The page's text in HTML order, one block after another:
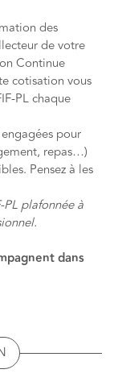
des
de votre
Continue
cotisation vous
PL chaque
pour
repas…)
Pensez à les
PL plafonnée à
dans